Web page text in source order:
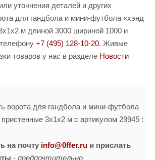
уточнения деталей и других
для гандбола и мини-футбола «хэнд
м длиной 3000 шириной 1000 и
+7 (495) 128-10-20. Живые
товаров у нас в разделе Новости
ворота для гандбола и мини-футбола
3х1х2 м с артикулом 29945 :
на почту info@0ffer.ru и прислать
- предпочтительно